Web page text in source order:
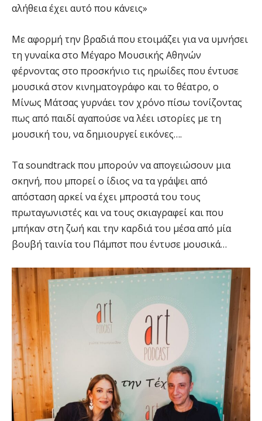
αλήθεια έχει αυτό που κάνεις»
Με αφορμή την βραδιά που ετοιμάζει για να υμνήσει
τη γυναίκα στο Μέγαρο Μουσικής Αθηνών
φέρνοντας στο προσκήνιο τις ηρωίδες που έντυσε
μουσικά στον κινηματογράφο και το θέατρο, ο
Μίνως Μάτσας γυρνάει τον χρόνο πίσω τονίζοντας
πως από παιδί αγαπούσε να λέει ιστορίες με τη
μουσική του, να δημιουργεί εικόνες….
Τα soundtrack που μπορούν να απογειώσουν μια
σκηνή, που μπορεί ο ίδιος να τα γράψει από
απόσταση αρκεί να έχει μπροστά του τους
πρωταγωνιστές και να τους σκιαγραφεί και που
μπήκαν στη ζωή και την καρδιά του μέσα από μία
βουβή ταινία του Πάμπστ που έντυσε μουσικά…